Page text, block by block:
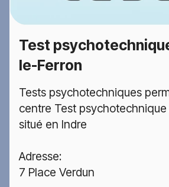
Test
le-Ferron
Tests psychotechniques
centre Test
situé en Indre
Adresse:
7 Place Verdun